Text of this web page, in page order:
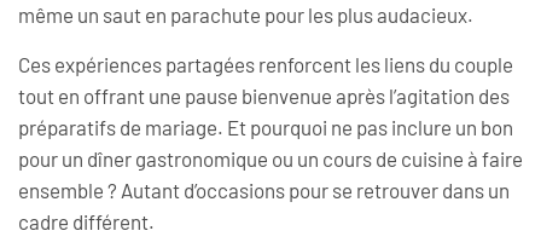
même un saut en parachute pour les plus audacieux.
Ces expériences partagées renforcent les liens du couple
tout en offrant une pause bienvenue après l’agitation des
préparatifs de mariage. Et pourquoi ne pas inclure un bon
pour un dîner gastronomique ou un cours de cuisine à faire
ensemble ? Autant d’occasions pour se retrouver dans un
cadre différent.